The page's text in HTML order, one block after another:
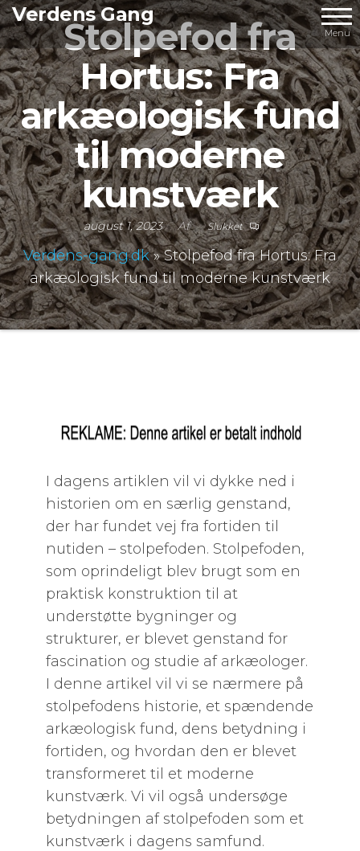
Videre
til
indhold
Verdens Gang
Menu
Stolpefod fra
Hortus: Fra
arkæologisk fund
til moderne
kunstværk
august 1, 2023 Af Slukket
Verdens-gang.dk»Stolpefod fra Hortus: Fra
arkæologisk fund til moderne kunstværk
I dagens artiklen vil vi dykke ned i
historien om en særlig genstand,
der har fundet vej fra fortiden til
nutiden – stolpefoden. Stolpefoden,
som oprindeligt blev brugt som en
praktisk konstruktion til at
understøtte bygninger og
strukturer, er blevet genstand for
fascination og studie af arkæologer.
I denne artikel vil vi se nærmere på
stolpefodens historie, et spændende
arkæologisk fund, dens betydning i
fortiden, og hvordan den er blevet
transformeret til et moderne
kunstværk. Vi vil også undersøge
betydningen af stolpefoden som et
kunstværk i dagens samfund.